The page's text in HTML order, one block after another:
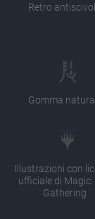
Retro
Gomma
Illustrazioni con
ufficiale di Magic:
Gathering